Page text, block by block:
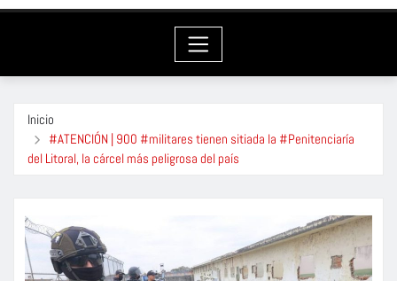
Inicio
#ATENCIÓN | 900 #militares tienen sitiada la #Penitenciaría
del Litoral, la cárcel más peligrosa del país